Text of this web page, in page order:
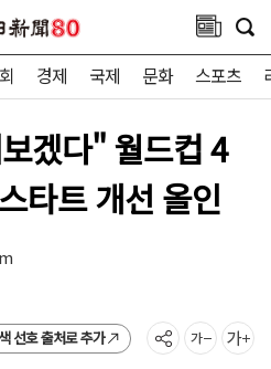
경제 국제 문화 스포츠
겠다" 월드컵 4
타트 개선 올인
선호 출처로 추가